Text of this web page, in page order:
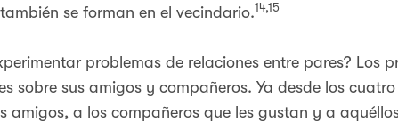
se forman en el vecindario.14,15
problemas de relaciones entre pares? Los
sobre sus amigos y compañeros. Ya desde los
amigos, a los compañeros que les gustan y a